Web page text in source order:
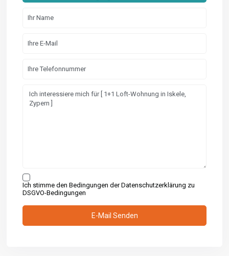
Ich stimme den Bedingungen der Datenschutzerklärung zu
DSGVO-Bedingungen